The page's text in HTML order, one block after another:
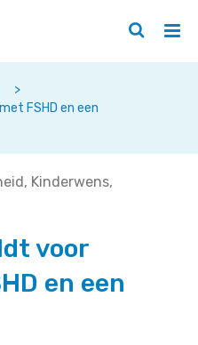
/
Zoeken
/
>
FSHD en een
Kinderwens
voor
en een